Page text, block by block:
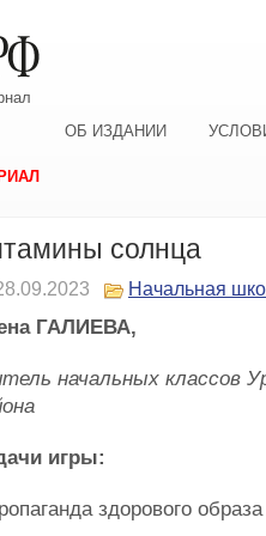
ОБ ИЗДАНИИ
солнца
Начальная
ГАЛИЕВА,
начальных классов
игры:
здорового